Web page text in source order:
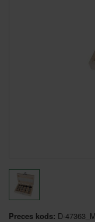
Preces kods: D-